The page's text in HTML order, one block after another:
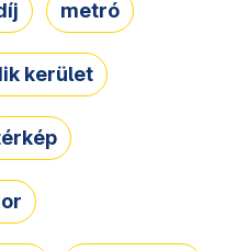
metró
kerület